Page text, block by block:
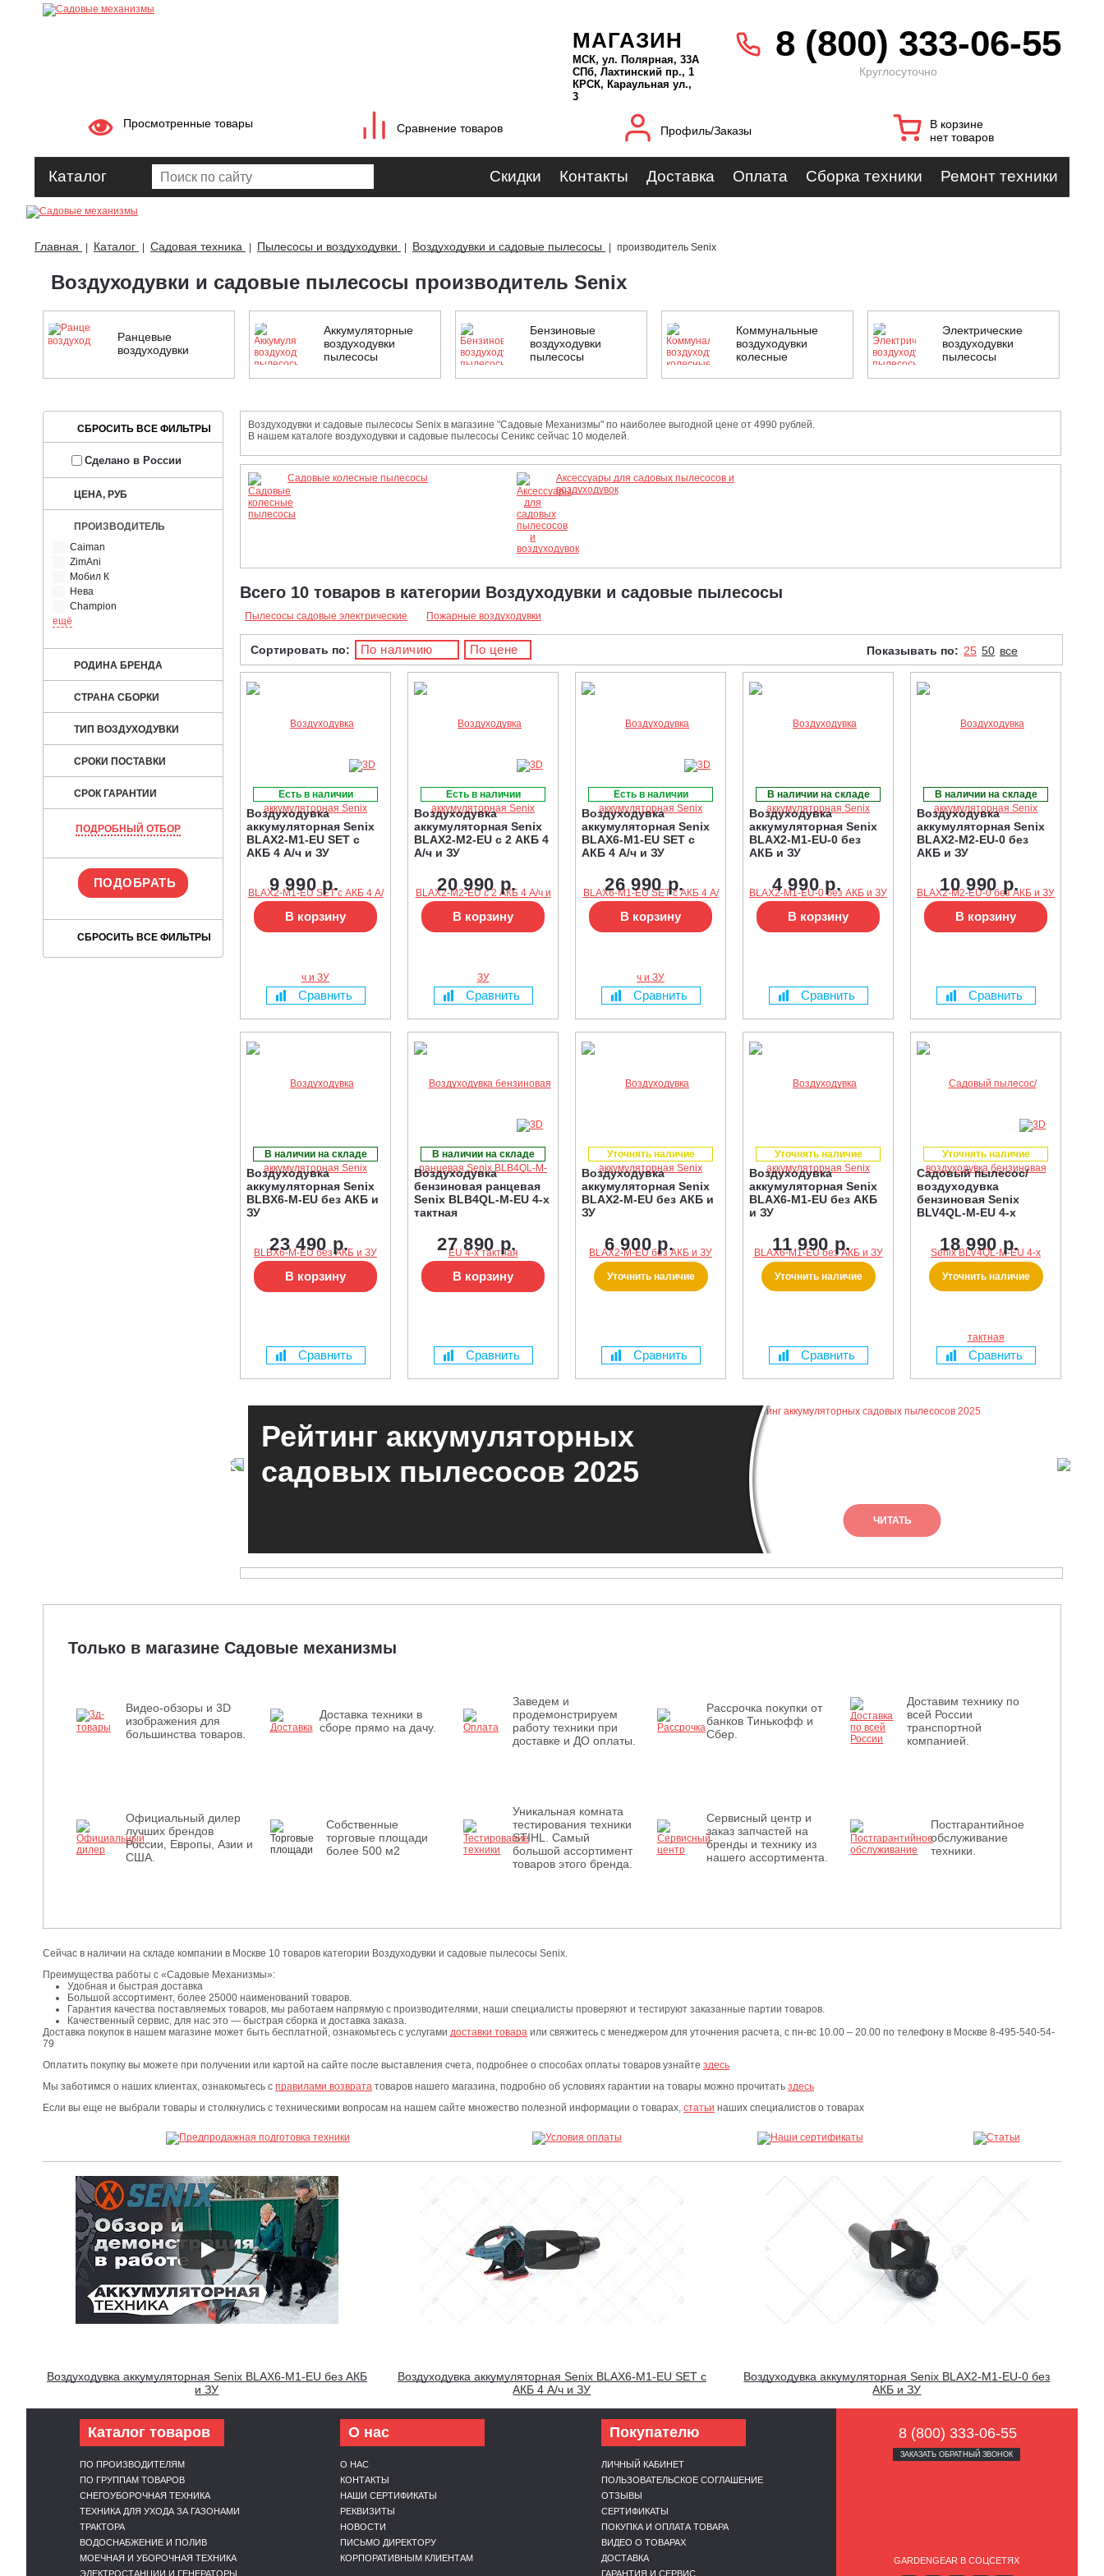
МАГАЗИН
МСК, ул. Полярная, 33А
СПб, Лахтинский пр., 1
КРСК, Караульная ул.,
3
8 (800) 333-06-55
Круглосуточно
Просмотренные товары Сравнение товаров Профиль/Заказы
В корзине
нет товаров
Каталог Скидки Контакты Доставка Оплата Сборка техники Ремонт техники
Главная Каталог Садовая техника Пылесосы и воздуходувки Воздуходувки и садовые пылесосы производитель Senix
Воздуходувки и садовые пылесосы производитель Senix
Ранцевые
воздуходувки
Аккумуляторные
воздуходувки
пылесосы
Бензиновые
воздуходувки
пылесосы
Коммунальные
воздуходувки
колесные
Электрические
воздуходувки
пылесосы
Сделано в России
ЦЕНА, РУБ
ПРОИЗВОДИТЕЛЬ
Caiman
ZimAni
Мобил К
Нева
Champion
ещё
РОДИНА БРЕНДА
СТРАНА СБОРКИ
ТИП ВОЗДУХОДУВКИ
СРОКИ ПОСТАВКИ
СРОК ГАРАНТИИ
ПОДРОБНЫЙ ОТБОР
Воздуходувки и садовые пылесосы Senix в магазине "Садовые Механизмы" по наиболее выгодной цене от 4990 рублей.
В нашем каталоге воздуходувки и садовые пылесосы Сеникс сейчас 10 моделей.
Садовые колесные пылесосы
Аксессуары для садовых пылесосов и
воздуходувок
Всего 10 товаров в категории Воздуходувки и садовые пылесосы
Пылесосы садовые электрические Пожарные воздуходувки
Сортировать по: По наличию По цене Показывать по: 25 50 все
Есть в наличии
Воздуходувка
аккумуляторная Senix
BLAX2-M1-EU SET с
АКБ 4 А/ч и ЗУ
9 990 р.
В корзину
Сравнить
Есть в наличии
Воздуходувка
аккумуляторная Senix
BLAX2-M2-EU с 2 АКБ 4
А/ч и ЗУ
20 990 р.
В корзину
Сравнить
Есть в наличии
Воздуходувка
аккумуляторная Senix
BLAX6-M1-EU SET с
АКБ 4 А/ч и ЗУ
26 990 р.
В корзину
Сравнить
В наличии на складе
Воздуходувка
аккумуляторная Senix
BLAX2-M1-EU-0 без
АКБ и ЗУ
4 990 р.
В корзину
Сравнить
В наличии на складе
Воздуходувка
аккумуляторная Senix
BLAX2-M2-EU-0 без
АКБ и ЗУ
10 990 р.
В корзину
Сравнить
В наличии на складе
Воздуходувка
аккумуляторная Senix
BLBX6-M-EU без АКБ и
ЗУ
23 490 р.
В корзину
Сравнить
В наличии на складе
Воздуходувка
бензиновая ранцевая
Senix BLB4QL-M-EU 4-х
тактная
27 890 р.
В корзину
Сравнить
Уточнять наличие
Воздуходувка
аккумуляторная Senix
BLAX2-M-EU без АКБ и
ЗУ
6 900 р.
Уточнить наличие
Сравнить
Уточнять наличие
Воздуходувка
аккумуляторная Senix
BLAX6-M1-EU без АКБ
и ЗУ
11 990 р.
Уточнить наличие
Сравнить
Уточнять наличие
Садовый пылесос/
воздуходувка
бензиновая Senix
BLV4QL-M-EU 4-х
18 990 р.
Уточнить наличие
Сравнить
Рейтинг аккумуляторных
садовых пылесосов 2025
ЧИТАТЬ
Только в магазине Садовые механизмы
Видео-обзоры и 3D
изображения для
большинства товаров.
Доставка техники в
сборе прямо на дачу.
Заведем и
продемонстрируем
работу техники при
доставке и ДО оплаты.
Рассрочка покупки от
банков Тинькофф и
Сбер.
Доставим технику по
всей России
транспортной
компанией.
Официальный дилер
лучших брендов
России, Европы, Азии и
США.
Собственные
торговые площади
более 500 м2
Уникальная комната
тестирования техники
STIHL. Самый
большой ассортимент
товаров этого бренда.
Сервисный центр и
заказ запчастей на
бренды и технику из
нашего ассортимента.
Постгарантийное
обслуживание
техники.
Сейчас в наличии на складе компании в Москве 10 товаров категории Воздуходувки и садовые пылесосы Senix.
Преимущества работы с «Садовые Механизмы»:
Удобная и быстрая доставка
Большой ассортимент, более 25000 наименований товаров.
Гарантия качества поставляемых товаров, мы работаем напрямую с производителями, наши специалисты проверяют и тестируют заказанные партии товаров.
Качественный сервис, для нас это — быстрая сборка и доставка заказа.
Доставка покупок в нашем магазине может быть бесплатной, ознакомьтесь с услугами доставки товара или свяжитесь с менеджером для уточнения расчета, с пн-вс 10.00 – 20.00 по телефону в Москве 8-495-540-54-
79
Оплатить покупку вы можете при получении или картой на сайте после выставления счета, подробнее о способах оплаты товаров узнайте здесь
Мы заботимся о наших клиентах, ознакомьтесь с правилами возврата товаров нашего магазина, подробно об условиях гарантии на товары можно прочитать здесь
Если вы еще не выбрали товары и столкнулись с техническими вопросам на нашем сайте множество полезной информации о товарах, статьи наших специалистов о товарах
Воздуходувка аккумуляторная Senix BLAX6-M1-EU без АКБ
и ЗУ
Воздуходувка аккумуляторная Senix BLAX6-M1-EU SET с
АКБ 4 А/ч и ЗУ
Воздуходувка аккумуляторная Senix BLAX2-M1-EU-0 без
АКБ и ЗУ
Каталог товаров
ПО ПРОИЗВОДИТЕЛЯМ
ПО ГРУППАМ ТОВАРОВ
СНЕГОУБОРОЧНАЯ ТЕХНИКА
ТЕХНИКА ДЛЯ УХОДА ЗА ГАЗОНАМИ
ТРАКТОРА
ВОДОСНАБЖЕНИЕ И ПОЛИВ
МОЕЧНАЯ И УБОРОЧНАЯ ТЕХНИКА
ЭЛЕКТРОСТАНЦИИ И ГЕНЕРАТОРЫ
О нас
О НАС
КОНТАКТЫ
НАШИ СЕРТИФИКАТЫ
РЕКВИЗИТЫ
НОВОСТИ
ПИСЬМО ДИРЕКТОРУ
КОРПОРАТИВНЫМ КЛИЕНТАМ
Покупателю
ЛИЧНЫЙ КАБИНЕТ
ПОЛЬЗОВАТЕЛЬСКОЕ СОГЛАШЕНИЕ
ОТЗЫВЫ
СЕРТИФИКАТЫ
ПОКУПКА И ОПЛАТА ТОВАРА
ВИДЕО О ТОВАРАХ
ДОСТАВКА
ГАРАНТИЯ И СЕРВИС
8 (800) 333-06-55
ЗАКАЗАТЬ ОБРАТНЫЙ ЗВОНОК
GARDENGEAR В СОЦСЕТЯХ